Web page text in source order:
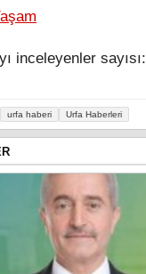
inceleyenler sayısı:
urfa haberi Urfa Haberleri